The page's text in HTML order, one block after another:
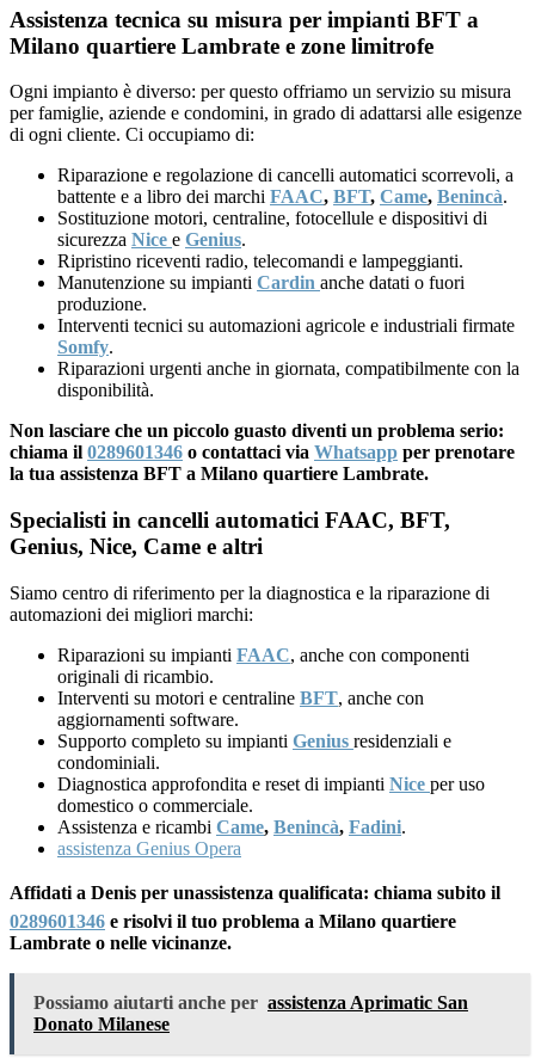
Assistenza tecnica su misura per impianti BFT a
Milano quartiere Lambrate e zone limitrofe
Ogni impianto è diverso: per questo offriamo un servizio su misura
per famiglie, aziende e condomini, in grado di adattarsi alle esigenze
di ogni cliente. Ci occupiamo di:
Riparazione e regolazione di cancelli automatici scorrevoli, a
battente e a libro dei marchi FAAC, BFT, Came, Benincà.
Sostituzione motori, centraline, fotocellule e dispositivi di
sicurezza Nice e Genius.
Ripristino riceventi radio, telecomandi e lampeggianti.
Manutenzione su impianti Cardin anche datati o fuori
produzione.
Interventi tecnici su automazioni agricole e industriali firmate
Somfy.
Riparazioni urgenti anche in giornata, compatibilmente con la
disponibilità.
Non lasciare che un piccolo guasto diventi un problema serio:
chiama il 0289601346 o contattaci via Whatsapp per prenotare
la tua assistenza BFT a Milano quartiere Lambrate.
Specialisti in cancelli automatici FAAC, BFT,
Genius, Nice, Came e altri
Siamo centro di riferimento per la diagnostica e la riparazione di
automazioni dei migliori marchi:
Riparazioni su impianti FAAC, anche con componenti
originali di ricambio.
Interventi su motori e centraline BFT, anche con
aggiornamenti software.
Supporto completo su impianti Genius residenziali e
condominiali.
Diagnostica approfondita e reset di impianti Nice per uso
domestico o commerciale.
Assistenza e ricambi Came, Benincà, Fadini.
assistenza Genius Opera
Affidati a Denis per unassistenza qualificata: chiama subito il
0289601346 e risolvi il tuo problema a Milano quartiere
Lambrate o nelle vicinanze.
Possiamo aiutarti anche per assistenza Aprimatic San
Donato Milanese